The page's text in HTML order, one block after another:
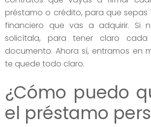
préstamo o crédito, para que
financiero que vas a adquirir. Si
solicítala, para tener claro
documento. Ahora sí, entramos en
te quede todo claro.
¿Cómo puedo
el préstamo